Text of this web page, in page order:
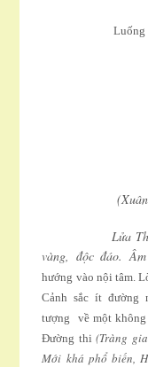
Luống đất
Bên
Cành
Sông mát
Lửa Thiêng
vàng, độc đáo. Âm
hướng vào nội tâm.
Cảnh sắc ít đường
tượng về một không
Ðường thi(Tràng
Mới khá phổ biến,